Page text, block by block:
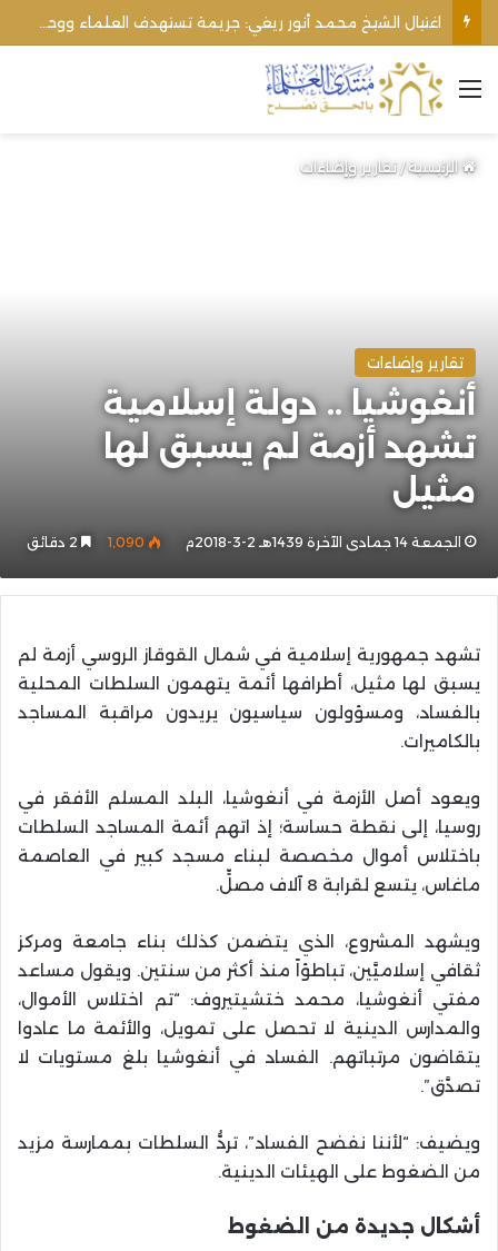
القائمة
الرئيسية/تقارير وإضاءات
تقارير وإضاءات
أنغوشيا .. دولة إسلامية
تشهد أزمة لم يسبق لها
مثيل
الجمعة 14 جمادى الآخرة 1439هـ 2-3-2018م 1٬090
تشهد جمهورية إسلامية في شمال القوقاز الروسي أزمة لم
يسبق لها مثيل، أطرافها أئمة يتهمون السلطات المحلية
بالفساد، ومسؤولون سياسيون يريدون مراقبة المساجد
بالكاميرات.
ويعود أصل الأزمة في أنغوشيا، البلد المسلم الأفقر في
روسيا، إلى نقطة حساسة؛ إذ اتهم أئمة المساجد السلطات
باختلاس أموال مخصصة لبناء مسجد كبير في العاصمة
ماغاس، يتسع لقرابة 8 آلاف مصلٍّ.
ويشهد المشروع، الذي يتضمن كذلك بناء جامعة ومركز
ثقافي إسلاميَّين، تباطؤاً منذ أكثر من سنتين. ويقول مساعد
مفتي أنغوشيا، محمد ختشيتيروف: “تم اختلاس الأموال،
والمدارس الدينية لا تحصل على تمويل، والأئمة ما عادوا
يتقاضون مرتباتهم. الفساد في أنغوشيا بلغ مستويات لا
تصدَّق”.
ويضيف: “لأننا نفضح الفساد”، تردُّ السلطات بممارسة مزيد
من الضغوط على الهيئات الدينية.
أشكال جديدة من الضغوط